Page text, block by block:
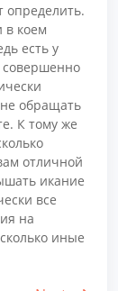
в коем
есть у
совершенно
обращать
К тому же
отличной
икание
все
на
иные